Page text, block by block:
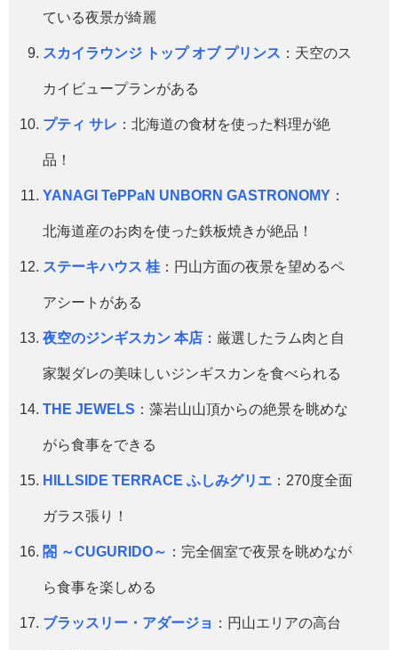
ている夜景が綺麗
スカイラウンジ トップ オブ プリンス ：天空のス
カイビュープランがある
プティ サレ ：北海道の食材を使った料理が絶
品！
YANAGI TePPaN UNBORN GASTRONOMY ：
北海道産のお肉を使った鉄板焼きが絶品！
ステーキハウス 桂 ：円山方面の夜景を望めるペ
アシートがある
夜空のジンギスカン 本店 ：厳選したラム肉と自
家製ダレの美味しいジンギスカンを食べられる
THE JEWELS ：藻岩山山頂からの絶景を眺めな
がら食事をできる
HILLSIDE TERRACE ふしみグリエ ：270度全面
ガラス張り！
閤 ～CUGURIDO～ ：完全個室で夜景を眺めなが
ら食事を楽しめる
ブラッスリー・アダージョ ：円山エリアの高台